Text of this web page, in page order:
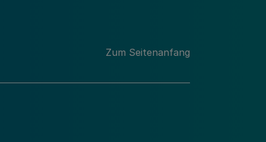
Zum Seitenanfang